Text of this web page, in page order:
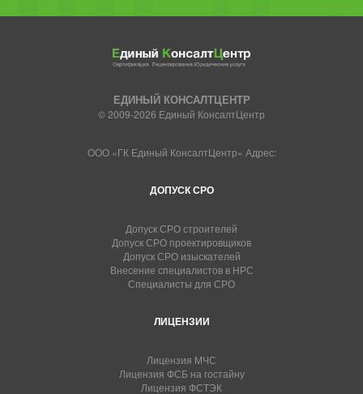
ЕДИНЫЙ КОНСАЛТЦЕНТР
© 2009-2026 Единый КонсалтЦентр
ООО «ГК Единый КонсалтЦентр» Адрес:
ДОПУСК СРО
Допуск СРО строителей
Допуск СРО проектировщиков
Допуск СРО изыскателей
Внесение специалистов в НРС
Специалисты для СРО
ЛИЦЕНЗИИ
Лицензия МЧС
Лицензия ФСБ на гостайну
Лицензия ФСТЭК